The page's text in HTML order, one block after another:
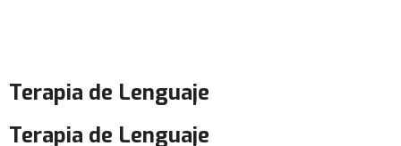
Terapia de Lenguaje
Terapia de Lenguaje